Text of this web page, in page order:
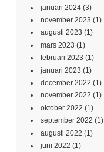
januari 2024 (3)
november 2023 (1)
augusti 2023 (1)
mars 2023 (1)
februari 2023 (1)
januari 2023 (1)
december 2022 (1)
november 2022 (1)
oktober 2022 (1)
september 2022 (1)
augusti 2022 (1)
juni 2022 (1)